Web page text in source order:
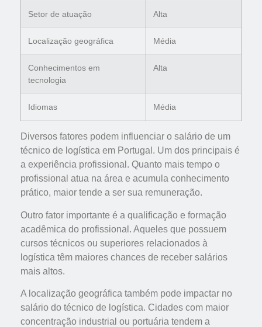
Setor de atuação Alta
Localização geográfica Média
Conhecimentos em
tecnologia
Alta
Idiomas Média
Diversos fatores podem influenciar o salário de um
técnico de logística em Portugal. Um dos principais é
a experiência profissional. Quanto mais tempo o
profissional atua na área e acumula conhecimento
prático, maior tende a ser sua remuneração.
Outro fator importante é a qualificação e formação
acadêmica do profissional. Aqueles que possuem
cursos técnicos ou superiores relacionados à
logística têm maiores chances de receber salários
mais altos.
A localização geográfica também pode impactar no
salário do técnico de logística. Cidades com maior
concentração industrial ou portuária tendem a